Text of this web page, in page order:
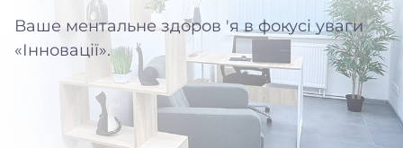
Ваше ментальне здоров 'я в фокусі уваги
«Інновації».